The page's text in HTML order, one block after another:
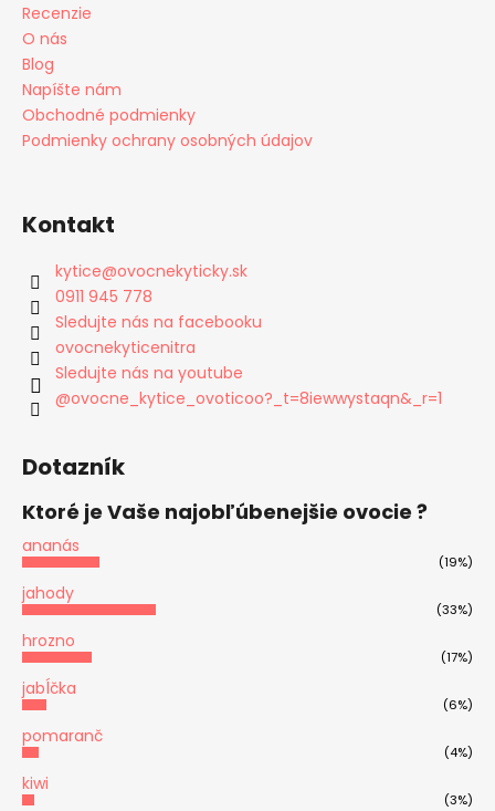
Recenzie
O nás
Blog
Napíšte nám
Obchodné podmienky
Podmienky ochrany osobných údajov
Kontakt
kytice@ovocnekyticky.sk
0911 945 778
Sledujte nás na facebooku
ovocnekyticenitra
Sledujte nás na youtube
@ovocne_kytice_ovoticoo?_t=8iewwystaqn&_r=1
Dotazník
Ktoré je Vaše najobľúbenejšie ovocie ?
ananás
(19%)
jahody
(33%)
hrozno
(17%)
jabĺčka
(6%)
pomaranč
(4%)
kiwi
(3%)